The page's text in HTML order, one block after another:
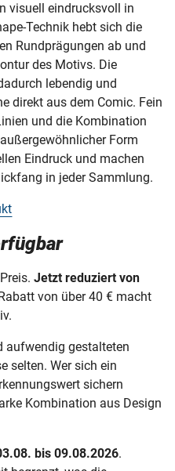
visuell eindrucksvoll in
Technik hebt sich die
Rundprägungen ab und
des Motivs. Die
lebendig und
direkt aus dem Comic. Fein
und die Kombination
Form
Eindruck und machen
in jeder Sammlung.
Jetzt reduziert von
von über 40 € macht
aufwendig gestalteten
selten. Wer sich ein
sichern
Kombination aus Design
bis 09.08.2026.